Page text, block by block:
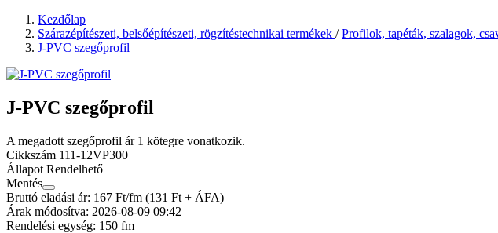
Kezdőlap
Szárazépítészeti, belsőépítészeti, rögzítéstechnikai termékek /Profilok, tapéták, szalagok,
J-PVC szegőprofil
J-PVC szegőprofil
A megadott szegőprofil ár 1 kötegre vonatkozik.
Cikkszám 111-12VP300
Állapot Rendelhető
Mentés
Bruttó eladási ár: 167 Ft/fm (131 Ft + ÁFA)
Árak módosítva: 2026-08-09 09:42
Rendelési egység: 150 fm